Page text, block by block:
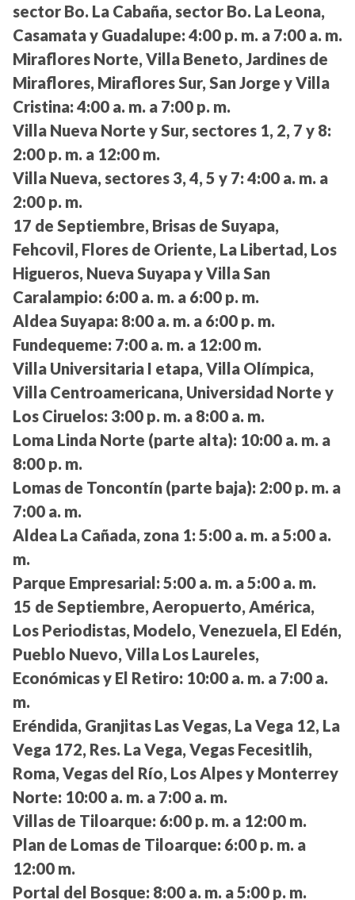
sector Bo. La Cabaña, sector Bo. La Leona,
Casamata y Guadalupe: 4:00 p. m. a 7:00 a. m.
Miraflores Norte, Villa Beneto, Jardines de
Miraflores, Miraflores Sur, San Jorge y Villa
Cristina: 4:00 a. m. a 7:00 p. m.
Villa Nueva Norte y Sur, sectores 1, 2, 7 y 8:
2:00 p. m. a 12:00 m.
Villa Nueva, sectores 3, 4, 5 y 7: 4:00 a. m. a
2:00 p. m.
17 de Septiembre, Brisas de Suyapa,
Fehcovil, Flores de Oriente, La Libertad, Los
Higueros, Nueva Suyapa y Villa San
Caralampio: 6:00 a. m. a 6:00 p. m.
Aldea Suyapa: 8:00 a. m. a 6:00 p. m.
Fundequeme: 7:00 a. m. a 12:00 m.
Villa Universitaria I etapa, Villa Olímpica,
Villa Centroamericana, Universidad Norte y
Los Ciruelos: 3:00 p. m. a 8:00 a. m.
Loma Linda Norte (parte alta): 10:00 a. m. a
8:00 p. m.
Lomas de Toncontín (parte baja): 2:00 p. m. a
7:00 a. m.
Aldea La Cañada, zona 1: 5:00 a. m. a 5:00 a.
m.
Parque Empresarial: 5:00 a. m. a 5:00 a. m.
15 de Septiembre, Aeropuerto, América,
Los Periodistas, Modelo, Venezuela, El Edén,
Pueblo Nuevo, Villa Los Laureles,
Económicas y El Retiro: 10:00 a. m. a 7:00 a.
m.
Eréndida, Granjitas Las Vegas, La Vega 12, La
Vega 172, Res. La Vega, Vegas Fecesitlih,
Roma, Vegas del Río, Los Alpes y Monterrey
Norte: 10:00 a. m. a 7:00 a. m.
Villas de Tiloarque: 6:00 p. m. a 12:00 m.
Plan de Lomas de Tiloarque: 6:00 p. m. a
12:00 m.
Portal del Bosque: 8:00 a. m. a 5:00 p. m.